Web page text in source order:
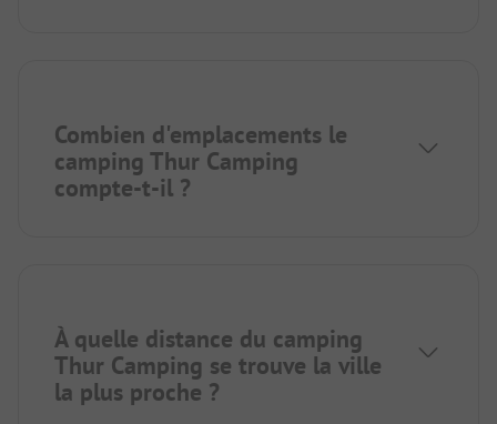
Combien d'emplacements le
camping Thur Camping
compte-t-il ?
À quelle distance du camping
Thur Camping se trouve la ville
la plus proche ?